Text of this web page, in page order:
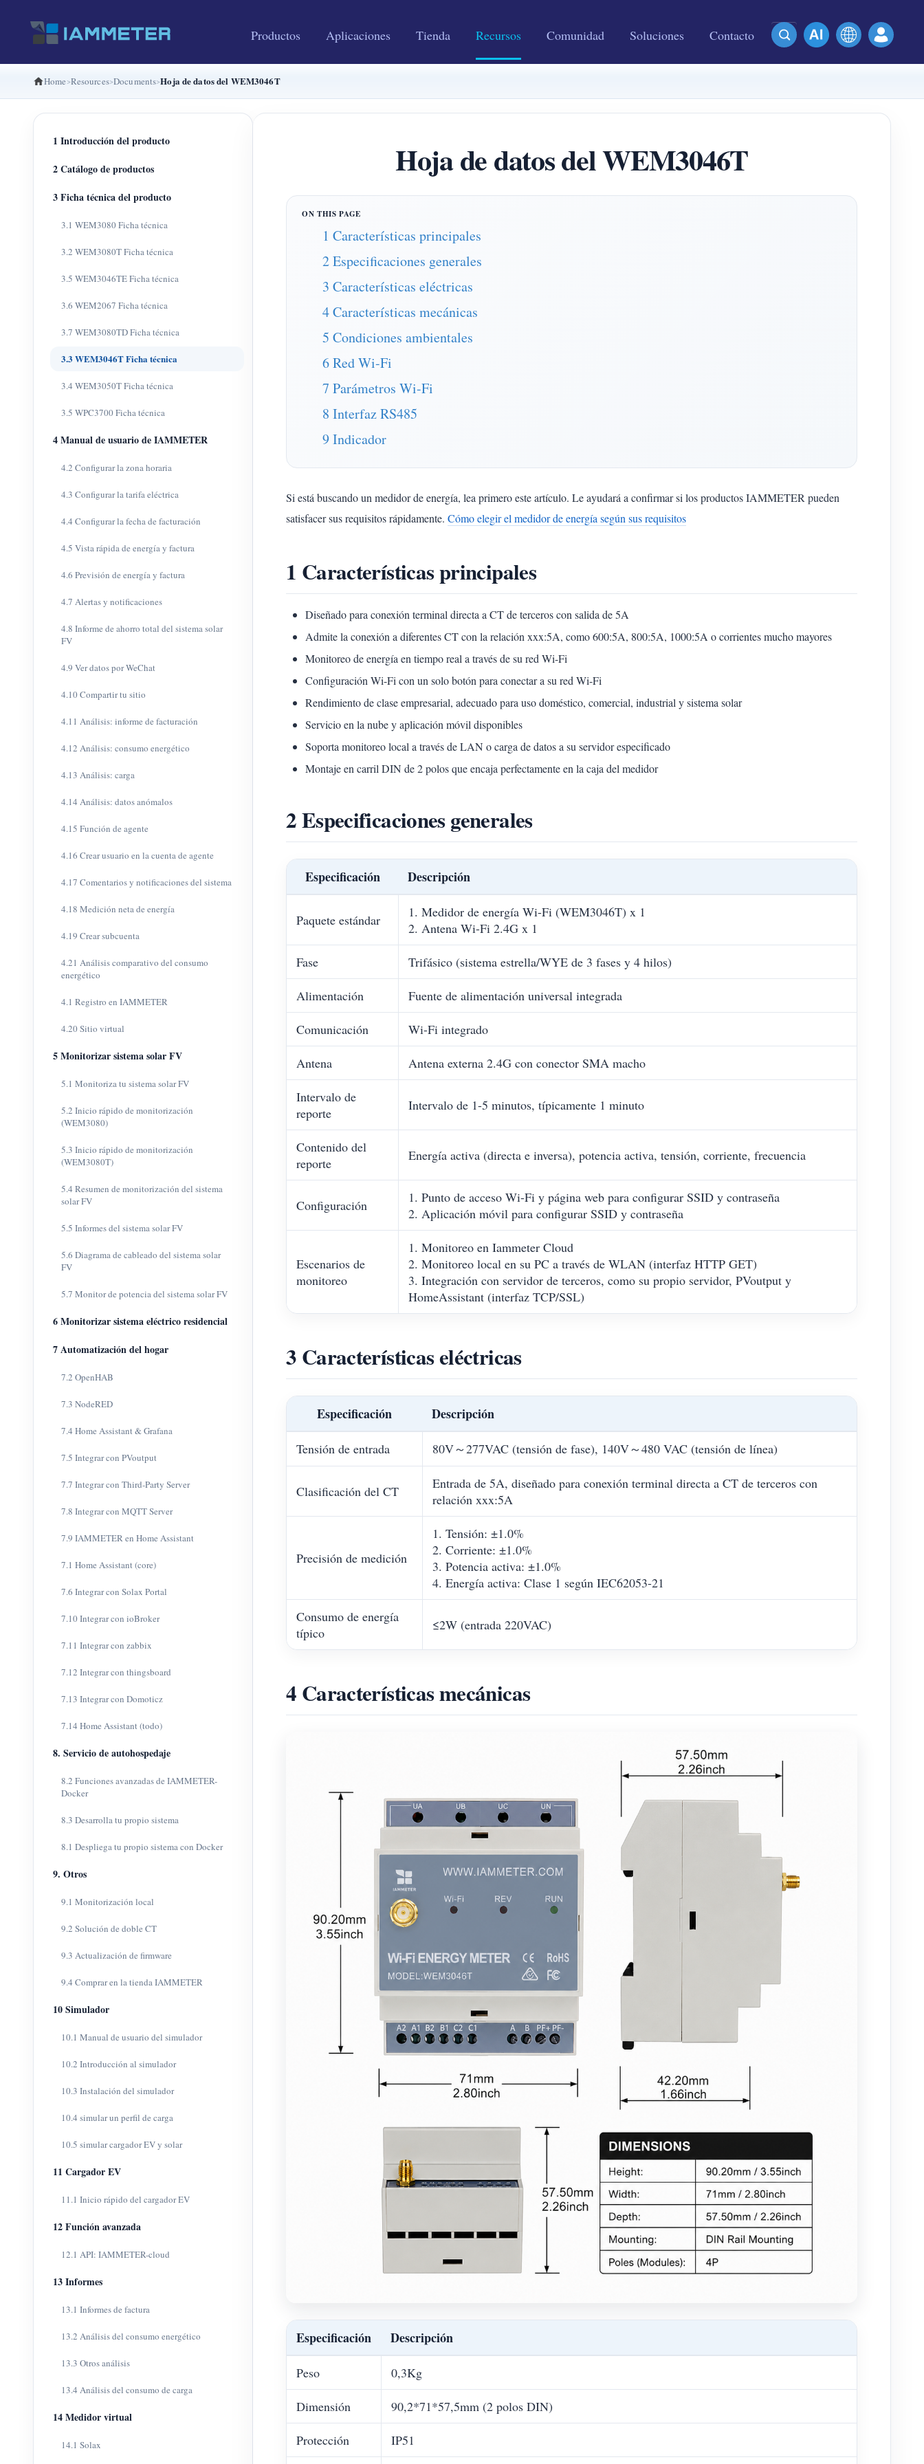
Productos Aplicaciones Tienda Recursos Comunidad Soluciones Contacto
Home Resources Documents Hoja de datos del WEM3046T
1 Introducción del producto
2 Catálogo de productos
3 Ficha técnica del producto
3.1 WEM3080 Ficha técnica
3.2 WEM3080T Ficha técnica
3.5 WEM3046TE Ficha técnica
3.6 WEM2067 Ficha técnica
3.7 WEM3080TD Ficha técnica
3.3 WEM3046T Ficha técnica
3.4 WEM3050T Ficha técnica
3.5 WPC3700 Ficha técnica
4 Manual de usuario de IAMMETER
4.2 Configurar la zona horaria
4.3 Configurar la tarifa eléctrica
4.4 Configurar la fecha de facturación
4.5 Vista rápida de energía y factura
4.6 Previsión de energía y factura
4.7 Alertas y notificaciones
4.8 Informe de ahorro total del sistema solar
FV
4.9 Ver datos por WeChat
4.10 Compartir tu sitio
4.11 Análisis: informe de facturación
4.12 Análisis: consumo energético
4.13 Análisis: carga
4.14 Análisis: datos anómalos
4.15 Función de agente
4.16 Crear usuario en la cuenta de agente
4.17 Comentarios y notificaciones del sistema
4.18 Medición neta de energía
4.19 Crear subcuenta
4.21 Análisis comparativo del consumo
energético
4.1 Registro en IAMMETER
4.20 Sitio virtual
5 Monitorizar sistema solar FV
5.1 Monitoriza tu sistema solar FV
5.2 Inicio rápido de monitorización
(WEM3080)
5.3 Inicio rápido de monitorización
(WEM3080T)
5.4 Resumen de monitorización del sistema
solar FV
5.5 Informes del sistema solar FV
5.6 Diagrama de cableado del sistema solar
FV
5.7 Monitor de potencia del sistema solar FV
6 Monitorizar sistema eléctrico residencial
7 Automatización del hogar
7.2 OpenHAB
7.3 NodeRED
7.4 Home Assistant & Grafana
7.5 Integrar con PVoutput
7.7 Integrar con Third-Party Server
7.8 Integrar con MQTT Server
7.9 IAMMETER en Home Assistant
7.1 Home Assistant (core)
7.6 Integrar con Solax Portal
7.10 Integrar con ioBroker
7.11 Integrar con zabbix
7.12 Integrar con thingsboard
7.13 Integrar con Domoticz
7.14 Home Assistant (todo)
8. Servicio de autohospedaje
8.2 Funciones avanzadas de IAMMETER-
Docker
8.3 Desarrolla tu propio sistema
8.1 Despliega tu propio sistema con Docker
9. Otros
9.1 Monitorización local
9.2 Solución de doble CT
9.3 Actualización de firmware
9.4 Comprar en la tienda IAMMETER
10 Simulador
10.1 Manual de usuario del simulador
10.2 Introducción al simulador
10.3 Instalación del simulador
10.4 simular un perfil de carga
10.5 simular cargador EV y solar
11 Cargador EV
11.1 Inicio rápido del cargador EV
12 Función avanzada
12.1 API: IAMMETER-cloud
13 Informes
13.1 Informes de factura
13.2 Análisis del consumo energético
13.3 Otros análisis
13.4 Análisis del consumo de carga
14 Medidor virtual
14.1 Solax
Hoja de datos del WEM3046T
1 Características principales
2 Especificaciones generales
3 Características eléctricas
4 Características mecánicas
5 Condiciones ambientales
6 Red Wi-Fi
7 Parámetros Wi-Fi
8 Interfaz RS485
9 Indicador
Si está buscando un medidor de energía, lea primero este artículo. Le ayudará a confirmar si los productos IAMMETER pueden
satisfacer sus requisitos rápidamente. Cómo elegir el medidor de energía según sus requisitos
1 Características principales
Diseñado para conexión terminal directa a CT de terceros con salida de 5A
Admite la conexión a diferentes CT con la relación xxx:5A, como 600:5A, 800:5A, 1000:5A o corrientes mucho mayores
Monitoreo de energía en tiempo real a través de su red Wi-Fi
Configuración Wi-Fi con un solo botón para conectar a su red Wi-Fi
Rendimiento de clase empresarial, adecuado para uso doméstico, comercial, industrial y sistema solar
Servicio en la nube y aplicación móvil disponibles
Soporta monitoreo local a través de LAN o carga de datos a su servidor especificado
Montaje en carril DIN de 2 polos que encaja perfectamente en la caja del medidor
2 Especificaciones generales
Especificación Descripción
Paquete estándar
1. Medidor de energía Wi-Fi (WEM3046T) x 1
2. Antena Wi-Fi 2.4G x 1
Fase Trifásico (sistema estrella/WYE de 3 fases y 4 hilos)
Alimentación Fuente de alimentación universal integrada
Comunicación Wi-Fi integrado
Antena Antena externa 2.4G con conector SMA macho
Intervalo de
reporte
Intervalo de 1-5 minutos, típicamente 1 minuto
Contenido del
reporte
Energía activa (directa e inversa), potencia activa, tensión, corriente, frecuencia
Configuración
1. Punto de acceso Wi-Fi y página web para configurar SSID y contraseña
2. Aplicación móvil para configurar SSID y contraseña
Escenarios de
monitoreo
1. Monitoreo en Iammeter Cloud
2. Monitoreo local en su PC a través de WLAN (interfaz HTTP GET)
3. Integración con servidor de terceros, como su propio servidor, PVoutput y
HomeAssistant (interfaz TCP/SSL)
3 Características eléctricas
Especificación Descripción
Tensión de entrada 80V～277VAC (tensión de fase), 140V～480 VAC (tensión de línea)
Clasificación del CT
Entrada de 5A, diseñado para conexión terminal directa a CT de terceros con
relación xxx:5A
Precisión de medición
1. Tensión: ±1.0%
2. Corriente: ±1.0%
3. Potencia activa: ±1.0%
4. Energía activa: Clase 1 según IEC62053-21
Consumo de energía
típico
≤2W (entrada 220VAC)
4 Características mecánicas
Especificación Descripción
Peso 0,3Kg
Dimensión 90,2*71*57,5mm (2 polos DIN)
Protección IP51